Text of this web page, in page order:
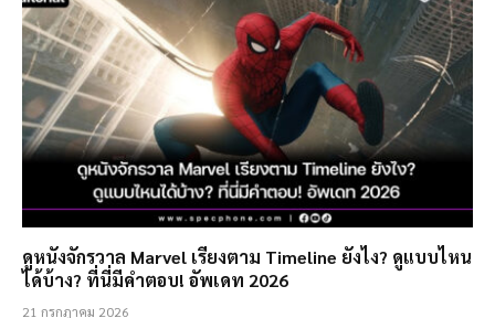
ดูหนังจักรวาล Marvel เรียงตาม Timeline ยังไง? ดูแบบไหน
ได้บ้าง? ที่นี่มีคำตอบ! อัพเดท 2026
21 กรกฎาคม 2026